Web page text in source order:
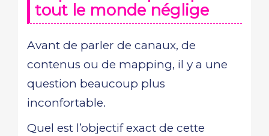
tout le monde néglige
Avant de parler de canaux, de
contenus ou de mapping, il y a une
question beaucoup plus
inconfortable.
Quel est l’objectif exact de cette